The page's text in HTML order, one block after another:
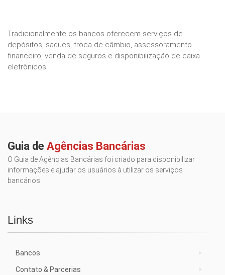
Tradicionalmente os bancos oferecem serviços de
depósitos, saques, troca de câmbio, assessoramento
financeiro, venda de seguros e disponibilização de caixa
eletrônicos.
Guia de Agências Bancárias
O Guia de Agências Bancárias foi criado para disponibilizar
informações e ajudar os usuários à utilizar os serviços
bancários.
Links
Bancos
Contato & Parcerias